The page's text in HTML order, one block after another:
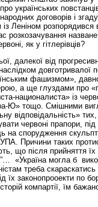
українських
договорів і
Леніном
розкозачування
як у гітлерівців?
далекої від
довготривалої
фашизмом»,
а ще глуздами про
националиста» із
Ю» тощо. Смішними
відповідальність»
червоні прапори,
на спорудження
Причини таких
що після прийняття їх
«Україна могла б
треба
їх законопрооекти по
компартії, їм